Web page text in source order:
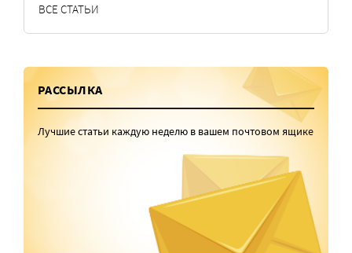
ВСЕ СТАТЬИ
РАССЫЛКА
Лучшие статьи каждую неделю в вашем почтовом ящике